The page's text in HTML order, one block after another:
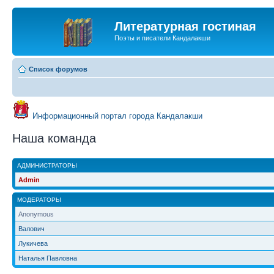
Литературная гостиная
Поэты и писатели Кандалакши
Список форумов
Информационный портал города Кандалакши
Наша команда
АДМИНИСТРАТОРЫ
Admin
МОДЕРАТОРЫ
Anonymous
Валович
Лукичева
Наталья Павловна